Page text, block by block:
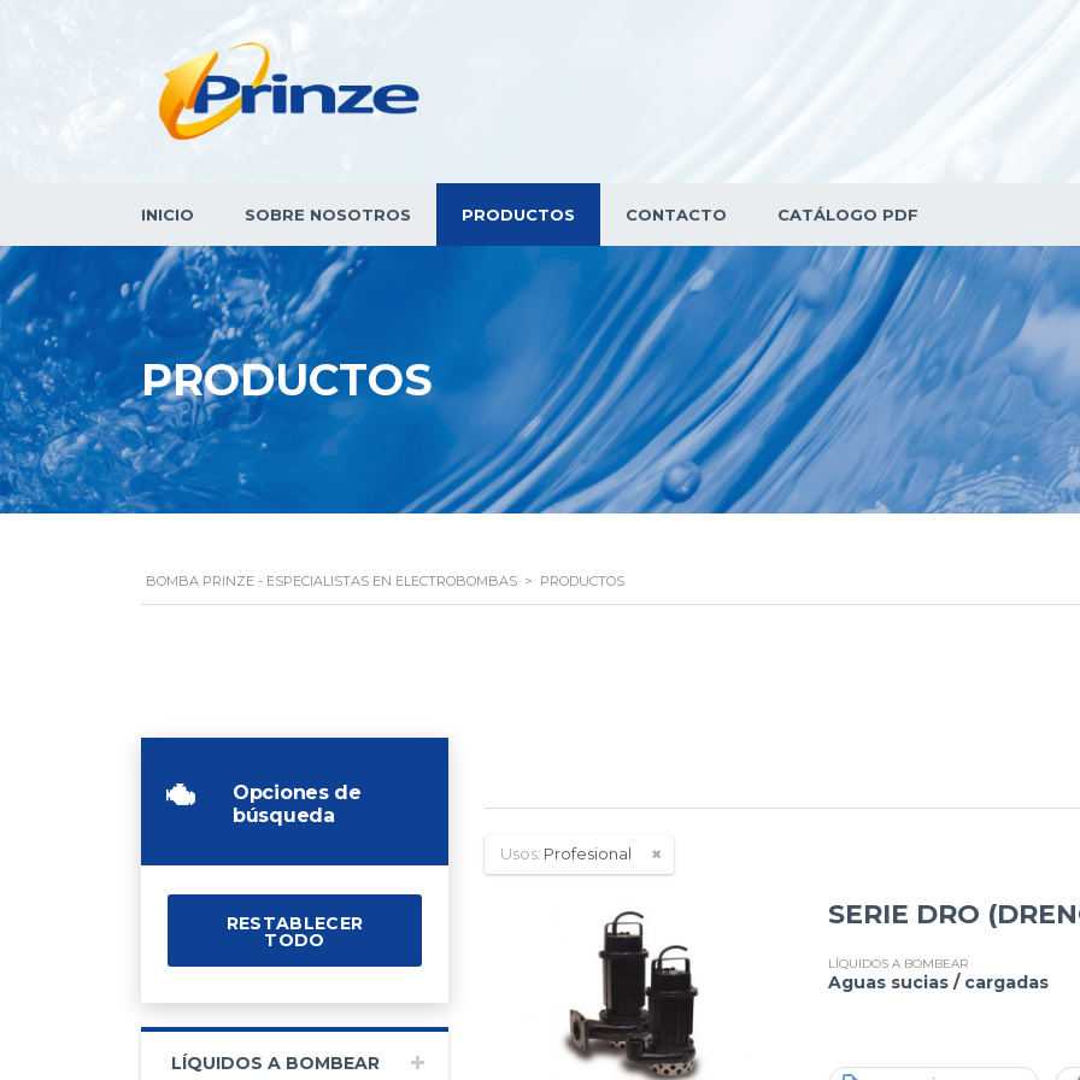
INICIO SOBRE NOSOTROS PRODUCTOS CONTACTO CATÁLOGO PDF
PRODUCTOS
BOMBA PRINZE - ESPECIALISTAS EN ELECTROBOMBAS > PRODUCTOS
Opciones de
búsqueda
RESTABLECER
TODO
LÍQUIDOS A BOMBEAR
Usos: Profesional
SERIE DRO
LÍQUIDOS A BOMBEAR
Aguas sucias / cargadas